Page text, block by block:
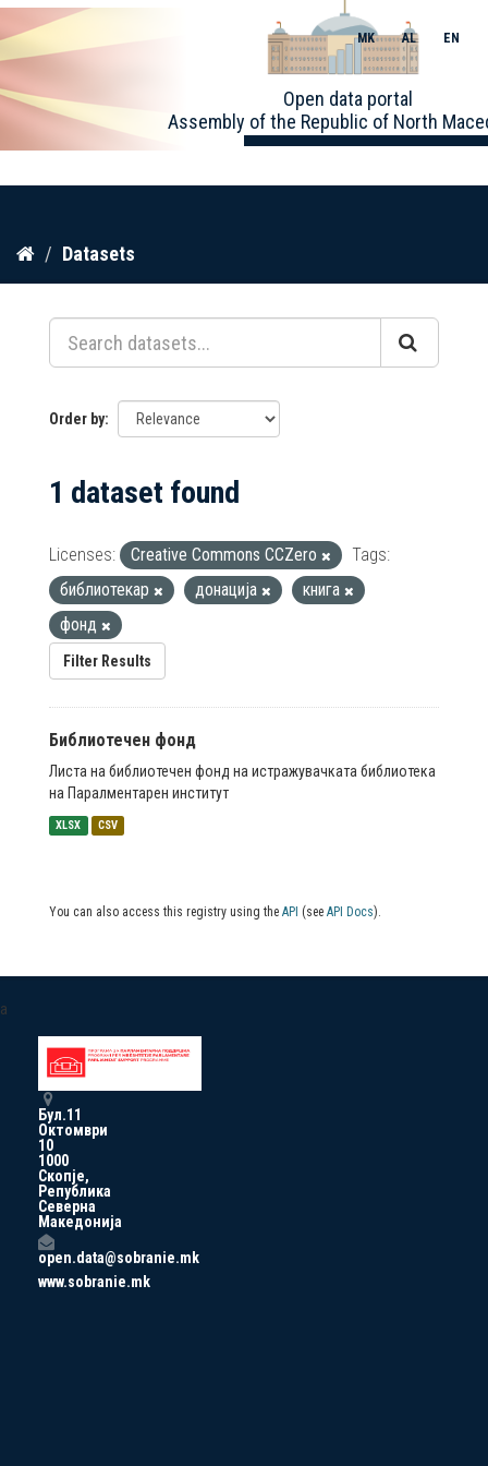
Skip
content
Open data portal
Assembly of the Republic of North
MK AL EN
Datasets
Order by
1 dataset found
Licenses: Creative Commons CCZero
Tags:
библиотекар
донација
книга
фонд
Filter Results
Библиотечен фонд
Листа на библиотечен фонд на истражувачката библиотека
на Паралментарен институт
XLSX CSV
You can also access this registry using the API (see API Docs).
a
Бул.11
Октомври
10
1000
Скопје,
Република
Северна
Македонија
open.data@sobranie.mk
www.sobranie.mk